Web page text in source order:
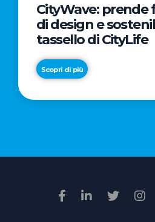
CityWave: prende
di design e
tassello di CityLife
Scopri di più